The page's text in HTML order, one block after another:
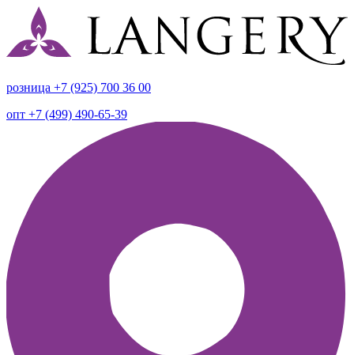
розница +7 (925) 700 36 00
опт +7 (499) 490-65-39